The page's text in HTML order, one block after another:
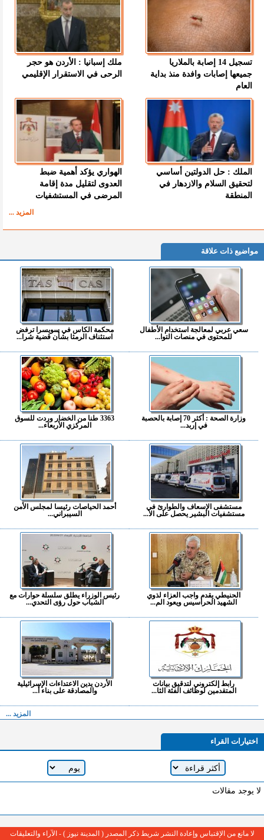
تسجيل 14 إصابة بالملاريا
جميعها إصابات وافدة منذ بداية
العام
ملك إسبانيا : الأردن هو حجر
الرحى في الاستقرار الإقليمي
الملك : حل الدولتين أساسي
لتحقيق السلام والازدهار في
المنطقة
الهواري يؤكد أهمية ضبط
العدوى لتقليل مدة إقامة
المرضى في المستشفيات
المزيد ...
مواضيع ذات علاقة
سعي عربي لمعالجة استخدام الأطفال
للمحتوى في منصات التوا...
محكمة الكاس في سويسرا ترفض
استئناف الرمثا بشأن قضية شرا...
وزارة الصحة : أكثر 70 إصابة بالحصبة
في إربد...
3363 طنا من الخضار وردت للسوق
المركزي الأربعاء...
مستشفى الإسعاف والطوارئ في
مستشفيات البشير يحصل على الا...
أحمد الحياصات رئيسا لمجلس الأمن
السيبراني...
الحنيطي يقدم واجب العزاء لذوي
الشهيد الحراسيس ويعود الم...
رئيس الوزراء يطلق سلسلة حوارات مع
الشباب حول رؤى التحدي...
رابط إلكتروني لتدقيق بيانات
المتقدمين لوظائف الفئة الثا...
الأردن يدين الاعتداءات الإسرائيلية
والمصادقة على بناء أ...
المزيد ...
اختيارات القراء
لا يوجد مقالات
لا مانع من الإقتباس وإعادة النشر شريط ذكر المصدر ( المدينة نيوز ) - الآراء والتعليقات